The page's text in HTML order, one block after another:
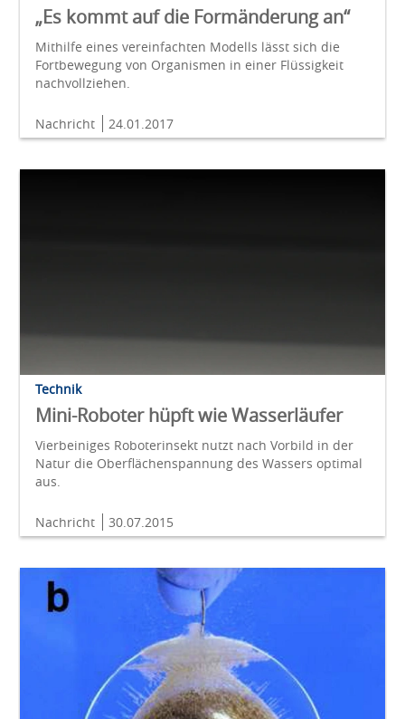
„Es kommt auf die Formänderung an“
Mithilfe eines vereinfachten Modells lässt sich die
Fortbewegung von Organismen in einer Flüssigkeit
nachvollziehen.
Nachricht 24.01.2017
Technik
Mini-Roboter hüpft wie Wasserläufer
Vierbeiniges Roboterinsekt nutzt nach Vorbild in der
Natur die Oberflächenspannung des Wassers optimal
aus.
Nachricht 30.07.2015